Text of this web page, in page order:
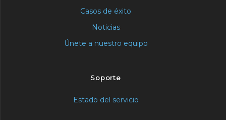
Casos de éxito
Noticias
Únete a nuestro equipo
Soporte
Estado del servicio